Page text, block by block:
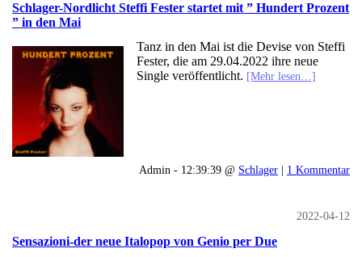
Schlager-Nordlicht Steffi Fester startet mit ” Hundert Prozent
” in den Mai
Tanz in den Mai ist die Devise von Steffi
Fester, die am 29.04.2022 ihre neue
Single veröffentlicht. [Mehr lesen…]
Admin - 12:39:39 @ Schlager | 1 Kommentar
2022-04-12
Sensazioni-der neue Italopop von Genio per Due